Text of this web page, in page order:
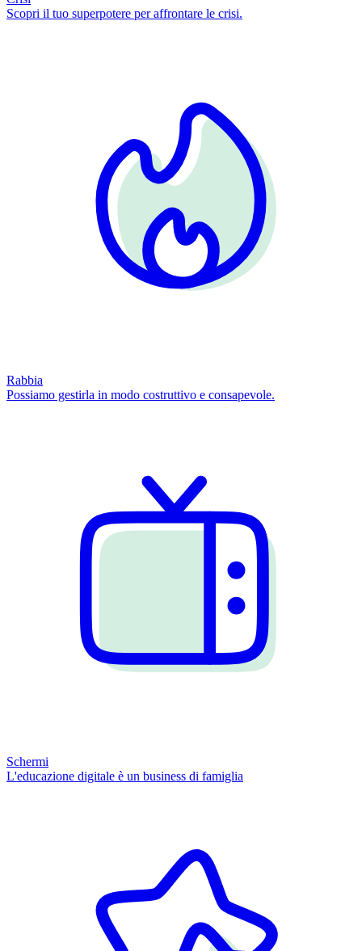
Scopri il tuo superpotere per affrontare le crisi.
Rabbia
Possiamo gestirla in modo costruttivo e consapevole.
Schermi
L'educazione digitale è un business di famiglia